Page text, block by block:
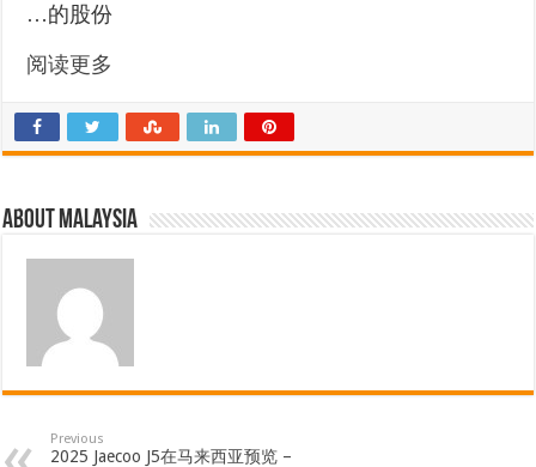
…的股份
阅读更多
About Malaysia
Previous
2025 Jaecoo J5在马来西亚预览 –